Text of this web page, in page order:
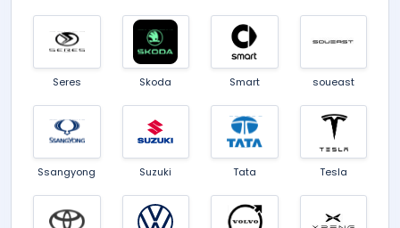
Seres Skoda Smart soueast
Ssangyong Suzuki Tata Tesla